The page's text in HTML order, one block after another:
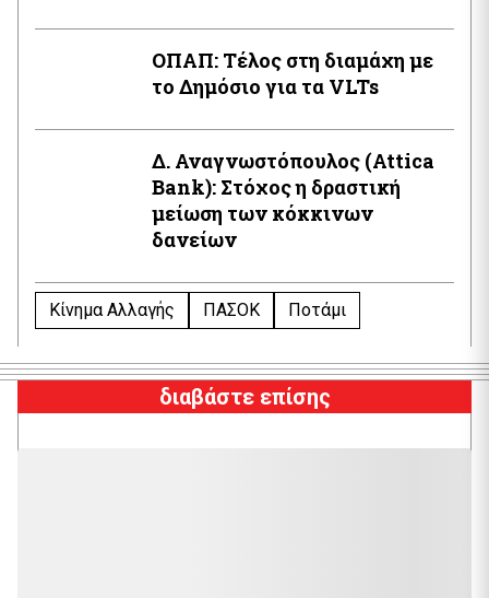
ΟΠΑΠ: Τέλος στη διαμάχη με
το Δημόσιο για τα VLTs
Δ. Αναγνωστόπουλος (Attica
Βank): Στόχος η δραστική
μείωση των κόκκινων
δανείων
Κίνημα Αλλαγής ΠΑΣΟΚ Ποτάμι
διαβάστε επίσης